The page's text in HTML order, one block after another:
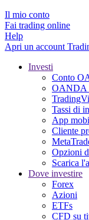
Il mio conto
Fai trading online
Help
Apri un account
Investi
Conto
OANDA
Tassi di
App
Cliente
Opzioni
Scarica
Dove investire
Forex
Azioni
ETFs
CFD su